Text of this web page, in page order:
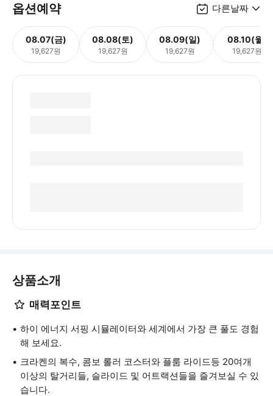
옵션예약 다른날짜
08.07(금)
19,627원
08.08(토)
19,627원
08.09(일)
19,627원
08.10(월)
19,627원
상품소개
매력포인트
하이 에너지 서핑 시뮬레이터와 세계에서 가장 큰 풀도 경험
해 보세요.
크라켄의 복수, 콤보 롤러 코스터와 플룸 라이드등 20여개
이상의 탈거리들, 슬라이드 및 어트랙션들을 즐겨보실 수 있
습니다.